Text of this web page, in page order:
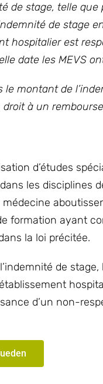
de stage, telle
de stage
hospitalier est
date les MEVS
montant de
à un
d’études
les disciplines
formation ayant
la loi précitée.
de
d’un non-